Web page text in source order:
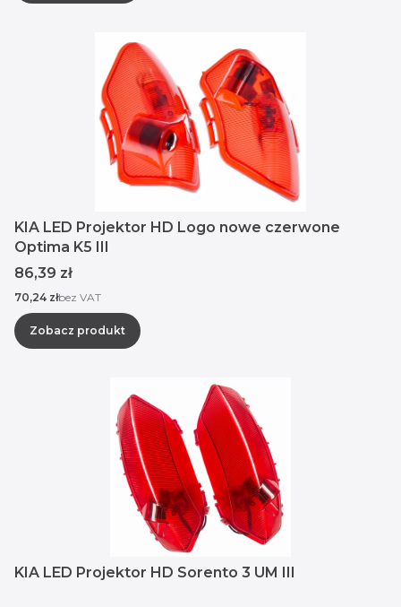
KIA LED Projektor HD Logo nowe czerwone
Optima K5 III
Cena
86,39 zł
Cena
70,24 złbez VAT
Zobacz produkt
KIA LED Projektor HD Sorento 3 UM III